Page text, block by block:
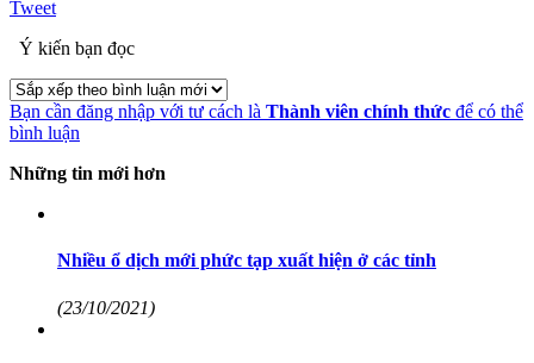
Tweet
Ý kiến bạn đọc
Bạn cần đăng nhập với tư cách là Thành viên chính thức để có thể
bình luận
Những tin mới hơn
Nhiều ổ dịch mới phức tạp xuất hiện ở các tỉnh
(23/10/2021)